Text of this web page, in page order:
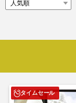
タイムセール